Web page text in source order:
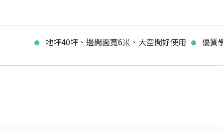
地坪40坪、邊間面寬6米、大空間好使用 優質